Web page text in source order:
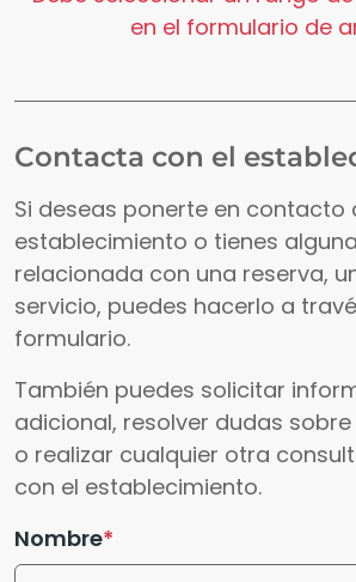
en el formulario de
Contacta con el
Si deseas ponerte en contacto
establecimiento o tienes
relacionada con una reserva,
servicio, puedes hacerlo a
formulario.
También puedes solicitar
adicional, resolver dudas
o realizar cualquier otra
con el establecimiento.
Nombre